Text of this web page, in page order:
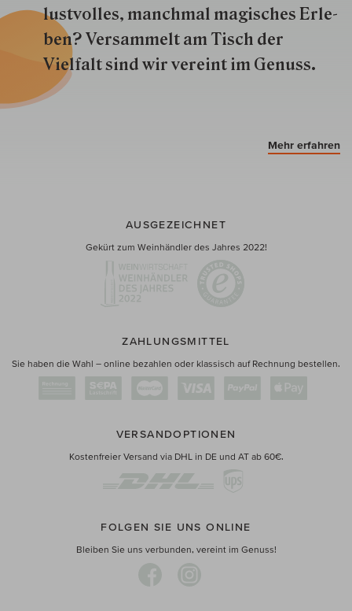
lustvolles, manchmal ma­gisch­es Er­le­
ben? Versammelt am Tisch der
Vielfalt sind wir ver­eint im Genuss.
Mehr erfahren
AUSGEZEICHNET
Gekürt zum Weinhändler des Jahres 2022!
ZAHLUNGSMITTEL
Sie haben die Wahl – online bezahlen oder klassisch auf Rechnung bestellen.
VERSANDOPTIONEN
Kostenfreier Versand via DHL in DE und AT ab 60€.
FOLGEN SIE UNS ONLINE
Bleiben Sie uns verbunden, vereint im Genuss!